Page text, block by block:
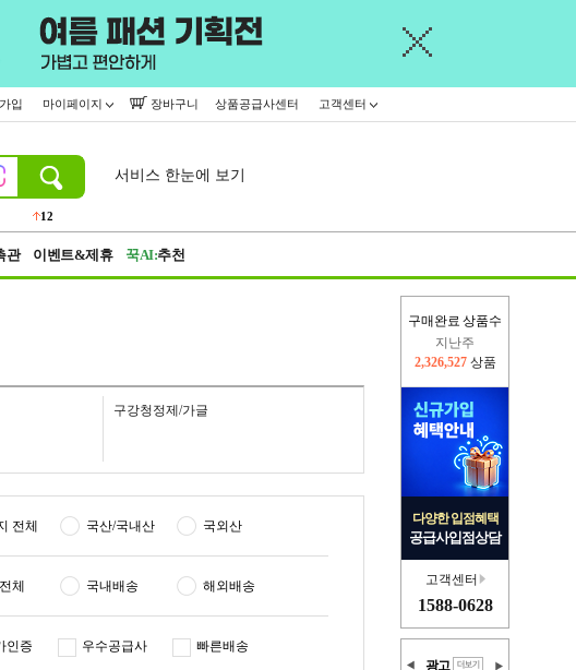
입 마이페이지 장바구니 상품공급사센터 고객센터
12
서비스 한눈에 보기
관 이벤트&제휴 꾹AI:추천
구매완료 상품수
이번주
2,229,268 상품
다양한 입점혜택
공급사입점상담
고객센터
1588-0628
광고
구강청정제/가글
전체 국산/국내산 국외산
체 국내배송 해외배송
인증 우수공급사 빠른배송